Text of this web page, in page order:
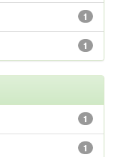
1
1
1
1